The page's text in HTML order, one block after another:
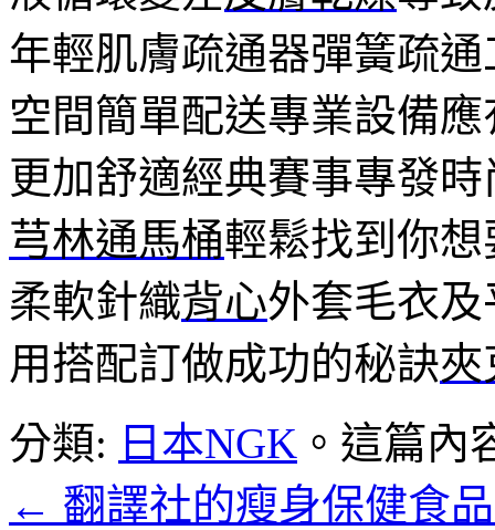
年輕肌膚疏通器彈簧疏通
空間簡單配送專業設備
更加舒適經典賽事專發
芎林通馬桶輕鬆找到你
柔軟針織背心外套毛衣
用搭配訂做成功的秘訣夾
分類: 日本NGK 。這篇內
← 翻譯社的瘦身保健食